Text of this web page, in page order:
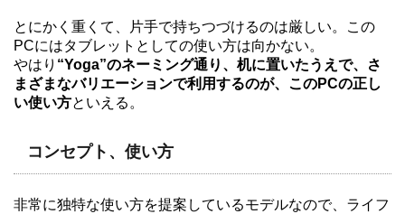
とにかく重くて、片手で持ちつづけるのは厳しい。この
PCにはタブレットとしての使い方は向かない。
やはり “Yoga”のネーミング通り、机に置いたうえで、さ
まざまなバリエーションで利用するのが、このPCの正し
い使い方といえる。
コンセプト、使い方
非常に独特な使い方を提案しているモデルなので、ライフ